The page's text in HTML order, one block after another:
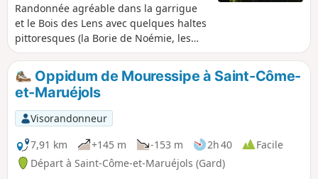
Randonnée agréable dans la garrigue
et le Bois des Lens avec quelques haltes
pittoresques (la Borie de Noémie, les
grottes, les fossiles, l’arche imposante)
et des vues au lointain de la région.
Oppidum de Mouressipe à Saint-Côme-
et-Maruéjols
Visorandonneur
7,91 km
+145 m -153 m 2h 40
Facile
Départ à Saint-Côme-et-Maruéjols (Gard)